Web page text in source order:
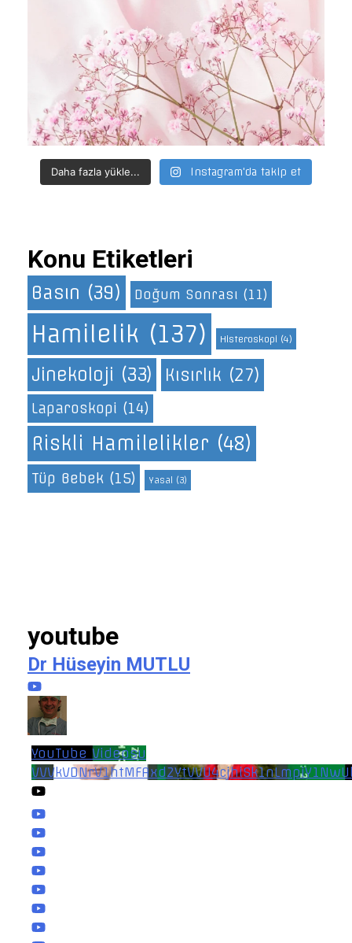
Daha fazla yükle... Instagram'da takip et
Konu Etiketleri
Basın (39) Doğum Sonrası (11)
Hamilelik (137) Histeroskopi (4)
Jinekoloji (33) Kısırlık (27)
Laparoskopi (14)
Riskli Hamilelikler (48)
Tüp Bebek (15) Yasal (3)
youtube
Dr Hüseyin MUTLU
YouTube Videosu